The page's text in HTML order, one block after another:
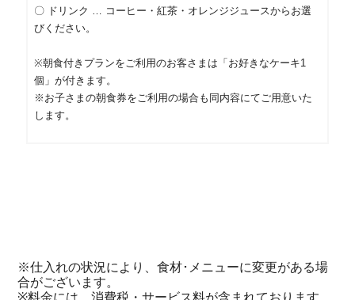
〇 ドリンク … コーヒー・紅茶・オレンジジュースからお選
びください。
※朝食付きプランをご利用のお客さまは「お好きなケーキ1
個」が付きます。
※お子さまの朝食券をご利用の場合も同内容にてご用意いた
します。
※仕入れの状況により、食材･メニューに変更がある場
合がございます。
※料金には、消費税・サービス料が含まれております。